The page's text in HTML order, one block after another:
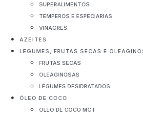
SUPERALIMENTOS
TEMPEROS E ESPECIARIAS
VINAGRES
AZEITES
LEGUMES, FRUTAS SECAS E
FRUTAS SECAS
OLEAGINOSAS
LEGUMES DESIDRATADOS
ÓLEO DE COCO
ÓLEO DE COCO MCT